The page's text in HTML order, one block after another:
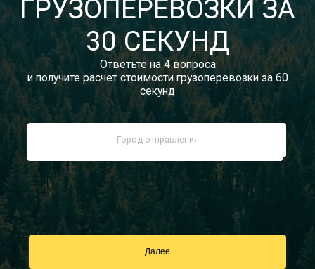
8 (800) 533-86-05
Звонок по России бесплатный
autotransport24@yandex.ru
Заказать звонок
Статьи
Новости
Документы
Контакты
ГРУЗОПЕРЕВОЗКИ ЗА
30 СЕКУНД
Ответьте на 4 вопроса
и получите расчет стоимости грузоперевозки за 60
секунд